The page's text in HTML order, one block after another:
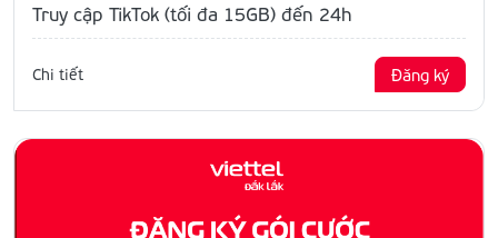
Truy cập TikTok (tối đa 15GB) đến 24h
Chi tiết Đăng ký